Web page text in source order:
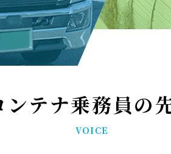
ンテナ乗務員の
VOICE